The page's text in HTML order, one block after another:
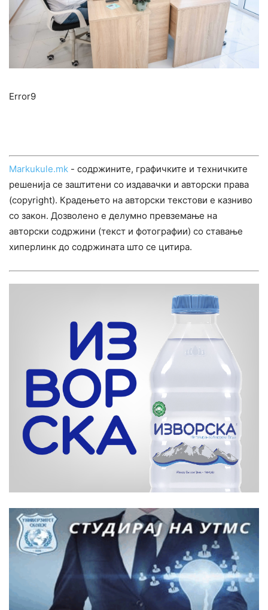
Error9
Markukule.mk - содржините, графичките и техничките
решенија се заштитени со издавачки и авторски права
(copyright). Крадењето на авторски текстови е казниво
со закон. Дозволено е делумно превземање на
авторски содржини (текст и фотографии) со ставање
хиперлинк до содржината што се цитира.